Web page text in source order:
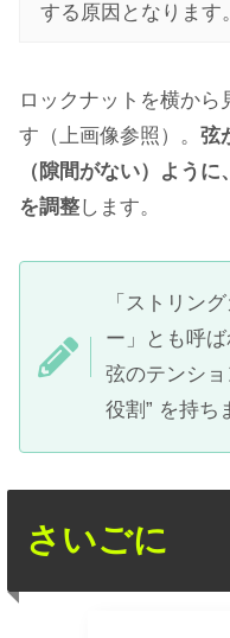
する原因となります。
ロックナットを横から
す（上画像参照）。 弦
（隙間がない）よう
を調整します。
「ストリン
ー」とも呼
弦のテンシ
役割” を持ち
さいごに